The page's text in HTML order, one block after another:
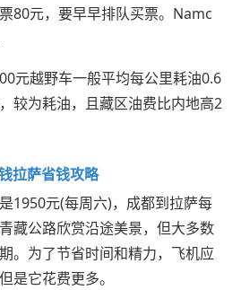
80元，要早早排队买票。Namc
元越野车一般平均每公里耗油0.6
较为耗油，且藏区油费比内地高2
拉萨省钱攻略
1950元(每周六)，成都到拉萨每
藏公路欣赏沿途美景，但大多数
。为了节省时间和精力，飞机应
是它花费更多。